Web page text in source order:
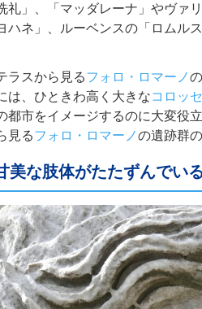
礼」、「マッダレーナ」やヴァ
ハネ」、ルーベンスの「ロムル
ラスから見るフォロ・ロマーノ
は、ひときわ高く大きなコロッ
都市をイメージするのに大変役
見るフォロ・ロマーノの遺跡群
な肢体がたたずんでい